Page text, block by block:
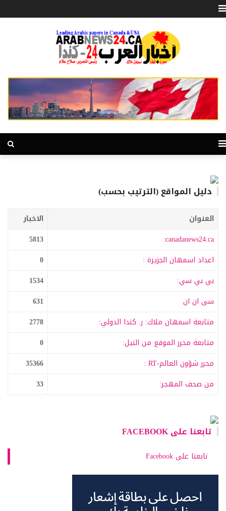
دليل المواقع (الترتيب بحسب)
العنوان
الاخبار
canadanews24.ca:
5813
اعداد اسمهان الجزيرة :
0
بي بي سي:
1534
سى ان ان
631
متابعة اسمهان ملاك: ر. كندا الدولي:
2778
متابعة محرر الموقع من النيل:
0
محرر شؤون العالم-RT :
35366
من صحف المهجر:
33
تابعنا على FACEBOOK
تابعنا على Facebook